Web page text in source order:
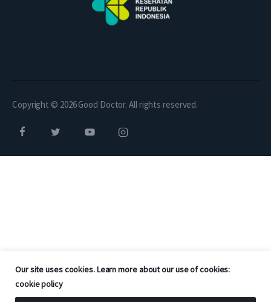
Our site uses cookies. Learn more about our use of cookies:
cookie policy
Copyright © 2026 Good Doctor. All rights reserved.